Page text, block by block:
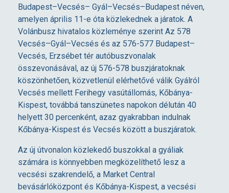
e
s
t
,
V
e
c
Budapest–Vecsés– Gyál–Vecsés–Budapest néven,
amelyen április 11-e óta közlekednek a járatok. A
Volánbusz hivatalos közleménye szerint Az 578
Vecsés–Gyál–Vecsés és az 576-577 Budapest–
Vecsés, Erzsébet tér autóbuszvonalak
összevonásával, az új 576-578 buszjáratoknak
köszönhetően, közvetlenül elérhetővé válik Gyálról
Vecsés mellett Ferihegy vasútállomás, Kőbánya-
Kispest, továbbá tanszünetes napokon délután 40
helyett 30 percenként, azaz gyakrabban indulnak
Kőbánya-Kispest és Vecsés között a buszjáratok.
Az új útvonalon közlekedő buszokkal a gyáliak
számára is könnyebben megközelíthető lesz a
vecsési szakrendelő, a Market Central
bevásárlóközpont és Kőbánya-Kispest, a vecsési